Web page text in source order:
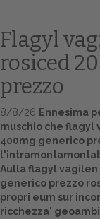
Flagyl
rosiced
prezzo
8/8/26 Ennesima
muschio che flagyl
400mg generico
Aulla flagyl vagilen
generico prezzo
propri eum sur
ricchezza'